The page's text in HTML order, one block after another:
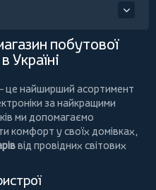
побутової
Україні
це найширший асортимент
за найкращими
ми допомагаємо
комфорт у своїх домівках,
від провідних світових